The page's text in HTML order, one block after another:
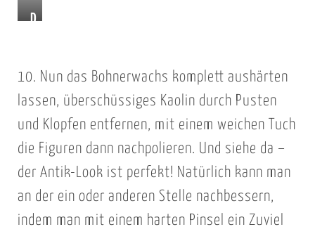
b
i
a
o
l
i
n
s
u
n
d
n
a
D
s
i
e
h
o
c
10. Nun das Bohnerwachs komplett aushärten
lassen, überschüssiges Kaolin durch Pusten
und Klopfen entfernen, mit einem weichen Tuch
die Figuren dann nachpolieren. Und siehe da –
der Antik-Look ist perfekt! Natürlich kann man
an der ein oder anderen Stelle nachbessern,
indem man mit einem harten Pinsel ein Zuviel